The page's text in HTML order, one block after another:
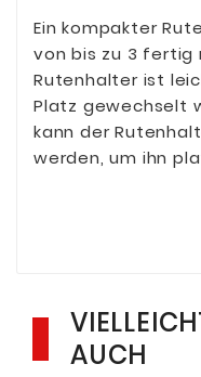
Ein kompakter
von bis zu 3 fertig
Rutenhalter ist
Platz gewechselt
kann der
werden, um ihn
AUCH